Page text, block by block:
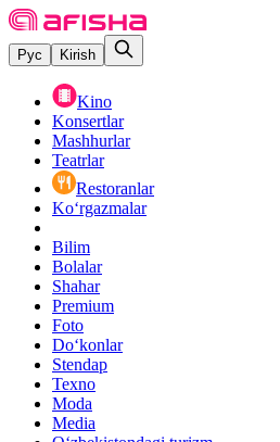
Рус Kirish
Kino
Konsertlar
Mashhurlar
Teatrlar
Restoranlar
Ko‘rgazmalar
Bilim
Bolalar
Shahar
Premium
Foto
Do‘konlar
Stendap
Texno
Moda
Media